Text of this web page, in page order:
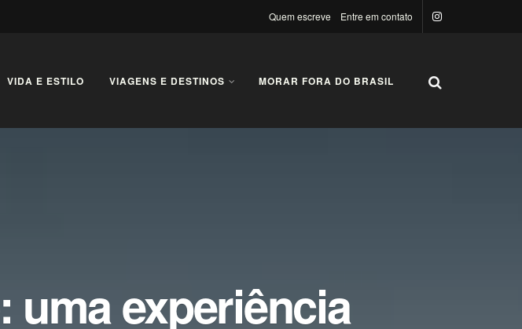
Quem escreve Entre em contato
VIDA E ESTILO VIAGENS E DESTINOS MORAR FORA DO BRASIL
uma experiência